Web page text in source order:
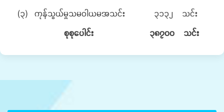
(၃) ကုန်သွယ်မှုသမဝါယမအသင်း ၃၁၃၂ သင်း
စုစုပေါင်း ၃၈၇၀၀ သင်း